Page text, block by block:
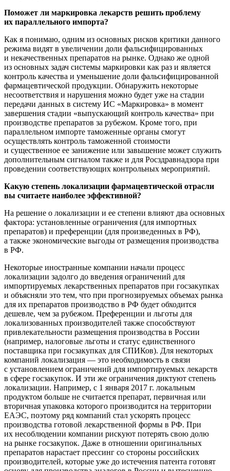
Поможет ли маркировка лекарств решить проблему
их параллельного импорта?
Как я понимаю, одним из основных рисков критики данного
режима видят в увеличении доли фальсифицированных
и некачественных препаратов на рынке. Однако же одной
из основных задач системы маркировки как раз и является
контроль качества и уменьшение доли фальсифицированной
фармацевтической продукции. Обнаружить некоторые
несоответствия и нарушения можно будет уже на стадии
передачи данных в систему ИС «Маркировка» в момент
завершения стадии «выпускающий контроль качества» при
производстве препаратов за рубежом. Кроме того, при
параллельном импорте таможенные органы смогут
осуществлять контроль таможенной стоимости
и существенное ее занижение или завышение может служить
дополнительным сигналом также и для Росздравнадзора при
проведении соответствующих контрольных мероприятий.
Какую степень локализации фармацевтической отрасли
вы считаете наиболее эффективной?
На решение о локализации и ее степени влияют два основных
фактора: установленные ограничения (для импортных
препаратов) и преференции (для произведенных в РФ),
а также экономические выгоды от размещения производства
в РФ.
Некоторые иностранные компании начали процесс
локализации задолго до введения ограничений для
импортируемых лекарственных препаратов при госзакупках
и объясняли это тем, что при прогнозируемых объемах рынка
для их препаратов производство в РФ будет обходится
дешевле, чем за рубежом. Преференции и льготы для
локализованных производителей также способствуют
привлекательности размещения производства в России
(например, налоговые льготы и статус единственного
поставщика при госзакупках для СПИКов). Для некоторых
компаний локализация — это необходимость в связи
с установлением ограничений для импортируемых лекарств
в сфере госзакупок. И эти же ограничения диктуют степень
локализации. Например, с 1 января 2017 г. локальным
продуктом больше не считается препарат, первичная или
вторичная упаковка которого производится на территории
ЕАЭС, поэтому ряд компаний стал ускорять процесс
производства готовой лекарственной формы в РФ. При
их несоблюдении компании рискуют потерять свою долю
на рынке госзакупок. Даже в отношении оригинальных
препаратов нарастает прессинг со стороны российских
производителей, которые уже до истечения патента готовят